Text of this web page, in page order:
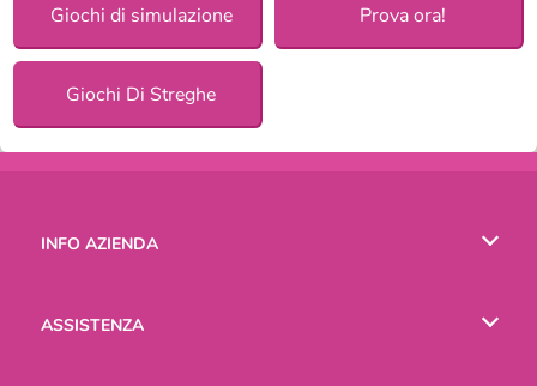
Giochi di simulazione Prova ora!
Giochi Di Streghe
INFO AZIENDA
ASSISTENZA